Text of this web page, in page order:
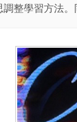
整學習方法